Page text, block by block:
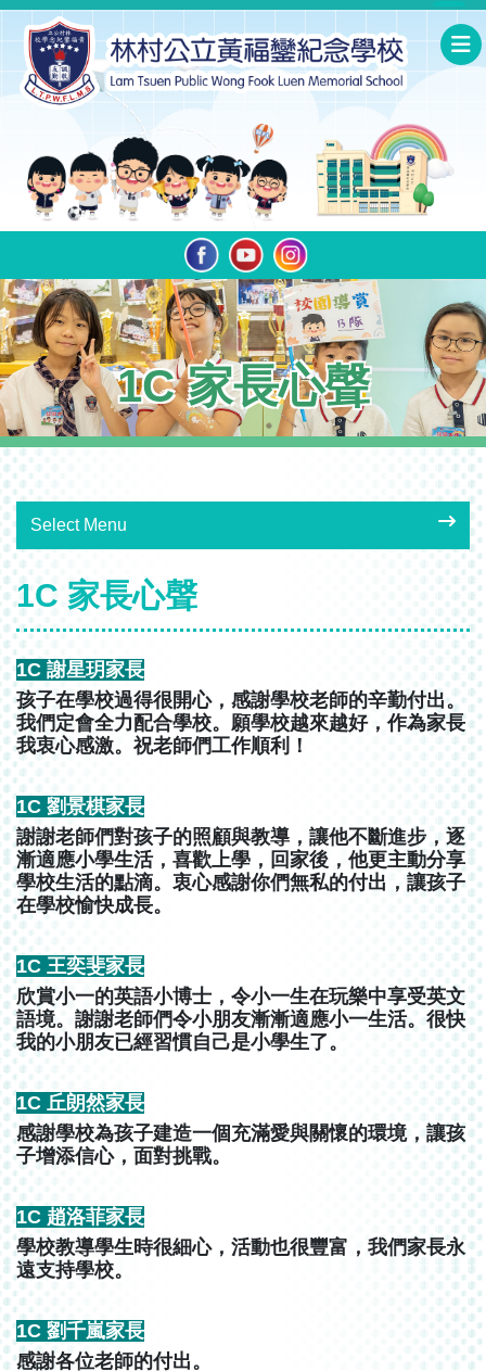
1C 家長心聲
Select Menu
1C 家長心聲
1C 謝星玥家長
孩子在學校過得很開心，感謝學校老師的辛勤付出。
我們定會全力配合學校。願學校越來越好，作為家長
我衷心感激。祝老師們工作順利！
1C 劉景棋家長
謝謝老師們對孩子的照顧與教導，讓他不斷進步，逐
漸適應小學生活，喜歡上學，回家後，他更主動分享
學校生活的點滴。衷心感謝你們無私的付出，讓孩子
在學校愉快成長。
1C 王奕斐家長
欣賞小一的英語小博士，令小一生在玩樂中享受英文
語境。謝謝老師們令小朋友漸漸適應小一生活。很快
我的小朋友已經習慣自己是小學生了。
1C 丘朗然家長
感謝學校為孩子建造一個充滿愛與關懷的環境，讓孩
子增添信心，面對挑戰。
1C 趙洛菲家長
學校教導學生時很細心，活動也很豐富，我們家長永
遠支持學校。
1C 劉千嵐家長
感謝各位老師的付出。